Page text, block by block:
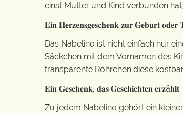
einst Mutter und Kind verbunden
𝐄𝐢𝐧 𝐇𝐞𝐫𝐳𝐞𝐧𝐬𝐠𝐞𝐬𝐜𝐡𝐞𝐧𝐤 𝐳𝐮𝐫 𝐆𝐞𝐛𝐮𝐫𝐭 𝐨𝐝𝐞𝐫
Das Nabelino ist nicht einfach nur
Säckchen mit dem Vornamen des
transparente Röhrchen diese
𝐄𝐢𝐧 𝐆𝐞𝐬𝐜𝐡𝐞𝐧𝐤, 𝐝𝐚𝐬 𝐆𝐞𝐬𝐜𝐡𝐢𝐜𝐡𝐭𝐞𝐧 𝐞𝐫𝐳ä𝐡𝐥𝐭
Zu jedem Nabelino gehört ein